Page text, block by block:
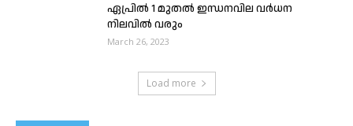
ഏപ്രിൽ 1 മുതൽ ഇന്ധനവില വർധന
നിലവിൽ വരും
March 26, 2023
Load more